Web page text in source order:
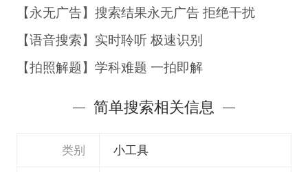
【永无广告】搜索结果永无广告 拒绝干扰
【语音搜索】实时聆听 极速识别
【拍照解题】学科难题 一拍即解
简单搜索相关信息
类别 小工具